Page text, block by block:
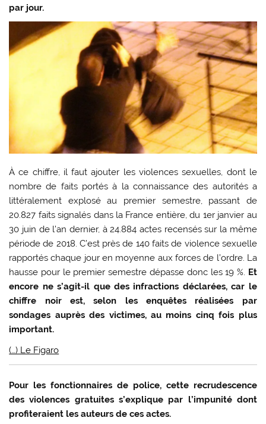
par jour.
À ce chiffre, il faut ajouter les violences sexuelles, dont le
nombre de faits portés à la connaissance des autorités a
littéralement explosé au premier semestre, passant de
20.827 faits signalés dans la France entière, du 1er janvier au
30 juin de l’an dernier, à 24.884 actes recensés sur la même
période de 2018. C’est près de 140 faits de violence sexuelle
rapportés chaque jour en moyenne aux forces de l’ordre. La
hausse pour le premier semestre dépasse donc les 19 %. Et
encore ne s’agit-il que des infractions déclarées, car le
chiffre noir est, selon les enquêtes réalisées par
sondages auprès des victimes, au moins cinq fois plus
important.
(…) Le Figaro
Pour les fonctionnaires de police, cette recrudescence
des violences gratuites s’explique par l’impunité dont
profiteraient les auteurs de ces actes.